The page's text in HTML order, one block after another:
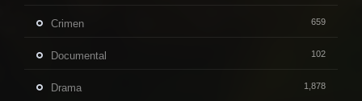
Crimen 659
Documental 102
Drama 1,878